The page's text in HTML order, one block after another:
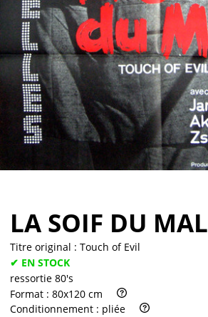
LA SOIF DU MAL
Titre original : Touch of Evil
✔ EN STOCK
ressortie 80's
Format : 80x120 cm
Conditionnement : pliée